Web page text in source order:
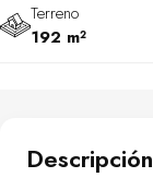
Terreno
192 m²
Descripción